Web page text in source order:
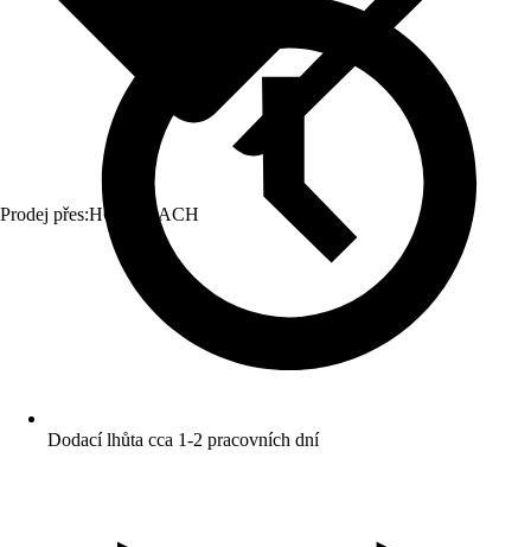
Prodej přes:HORNBACH
Dodací lhůta cca 1-2 pracovních dní